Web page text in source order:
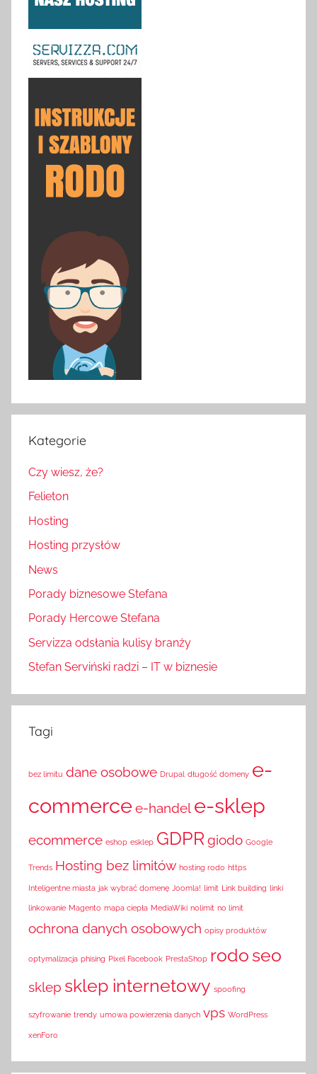
Kategorie
Czy wiesz, że?
Felieton
Hosting
Hosting przysłów
News
Porady biznesowe Stefana
Porady Hercowe Stefana
Servizza odsłania kulisy branży
Stefan Serviński radzi – IT w biznesie
Tagi
bez limitu dane osobowe Drupal długość domeny e-
commercee-handel e-sklep
ecommerce eshop esklep GDPRgiodo Google
Trends Hosting bez limitów hosting rodo https
Inteligentne miasta jak wybrać domenę Joomla! limit Link building linki
linkowanie Magento mapa ciepła MediaWiki nolimit no limit
ochrona danych osobowych opisy produktów
optymalizacja phising Pixel Facebook PrestaShop rodo seo
sklep sklep internetowy spoofing
szyfrowanie trendy umowa powierzenia danych vps WordPress
xenForo